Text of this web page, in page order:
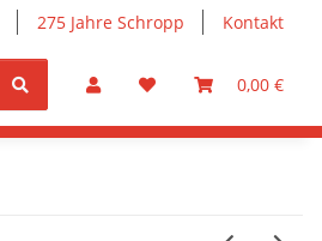
275 Jahre Schropp Kontakt
0,00 €